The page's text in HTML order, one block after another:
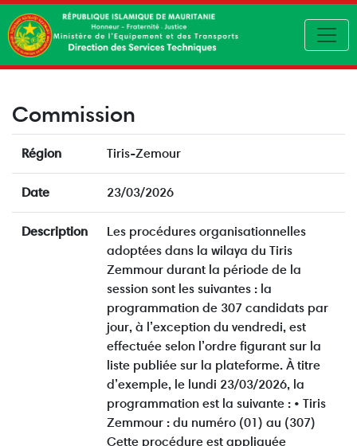
Commission
Région Tiris-Zemour
Date 23/03/2026
Description
Les procédures organisationnelles
adoptées dans la wilaya du Tiris
Zemmour durant la période de la
session sont les suivantes : la
programmation de 307 candidats par
jour, à l’exception du vendredi, est
effectuée selon l’ordre figurant sur la
liste publiée sur la plateforme. À titre
d’exemple, le lundi 23/03/2026, la
programmation est la suivante : • Tiris
Zemmour : du numéro (01) au (307)
Cette procédure est appliquée